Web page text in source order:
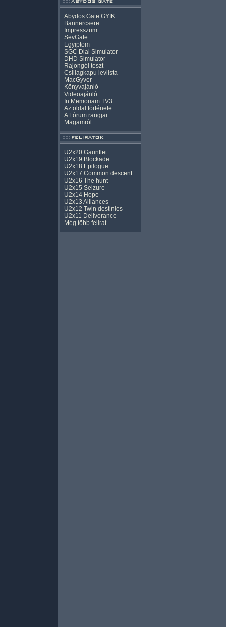
Abydos Gate GYIK
Bannercsere
Impresszum
SevGate
Egyiptom
SGC Dial Simulator
DHD Simulator
Rajongói teszt
Csillagkapu levlista
MacGyver
Könyvajánló
Videoajánló
In Memoriam TV3
Az oldal története
A Fórum rangjai
Magamról
U2x20 Gauntlet
U2x19 Blockade
U2x18 Epilogue
U2x17 Common descent
U2x16 The hunt
U2x15 Seizure
U2x14 Hope
U2x13 Alliances
U2x12 Twin destinies
U2x11 Deliverance
Még több felirat...